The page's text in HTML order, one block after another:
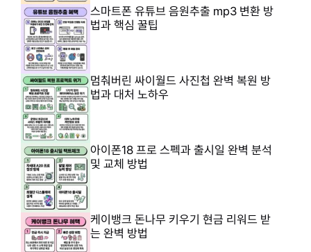
스마트폰 유튜브 음원추출 mp3 변환 방
법과 핵심 꿀팁
멈춰버린 싸이월드 사진첩 완벽 복원 방
법과 대처 노하우
아이폰18 프로 스펙과 출시일 완벽 분석
및 교체 방법
케이뱅크 돈나무 키우기 현금 리워드 받
는 완벽 방법